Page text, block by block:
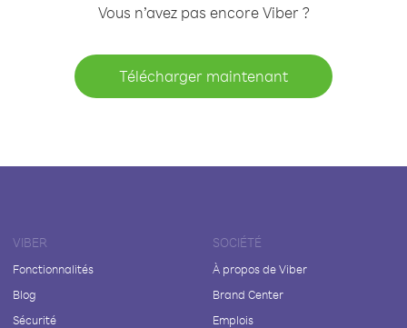
Vous n’avez pas encore Viber ?
Télécharger maintenant
VIBER
Fonctionnalités
Blog
Sécurité
SOCIÉTÉ
À propos de Viber
Brand Center
Emplois